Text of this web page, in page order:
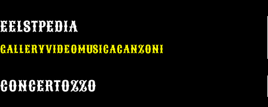
EELSTPEDIA
GALLERYVIDEOMUSICACANZONI
CONCERTOZZO